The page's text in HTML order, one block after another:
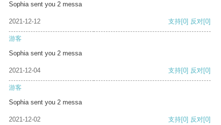
Sophia sent you 2 messa
2021-12-12 支持[0] 反对[0]
游客
Sophia sent you 2 messa
2021-12-04 支持[0] 反对[0]
游客
Sophia sent you 2 messa
2021-12-02 支持[0] 反对[0]